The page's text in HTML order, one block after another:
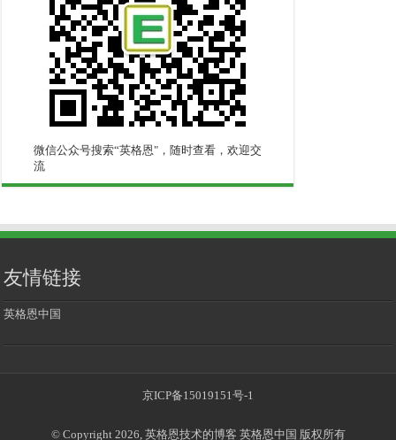
微信公众号搜索“英格恩"，随时查看，欢迎交
流
友情链接
英格恩中国
京ICP备15019151号-1
© Copyright 2026, 英格恩技术的博客 英格恩中国 版权所有